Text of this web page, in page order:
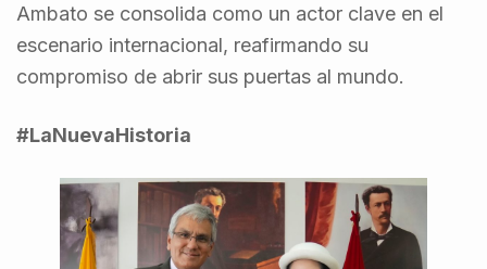
Ambato se consolida como un actor clave en el
escenario internacional, reafirmando su
compromiso de abrir sus puertas al mundo.
#LaNuevaHistoria